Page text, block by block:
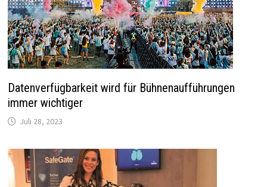
Datenverfügbarkeit wird für Bühnenaufführungen
immer wichtiger
Juli 28, 2023